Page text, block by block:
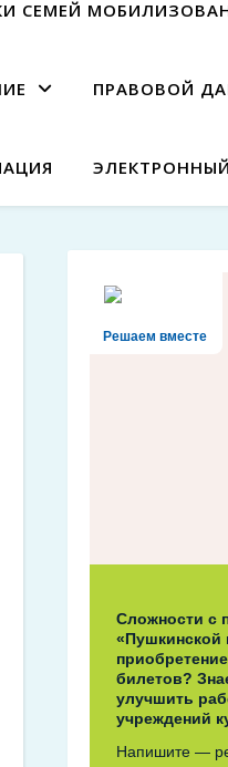
СЕМЕЙ
ПРАВОВОЙ
Решаем вместе
Сложности с
«Пушкинской
билетов?
улучшить
учреждений
Напишите —